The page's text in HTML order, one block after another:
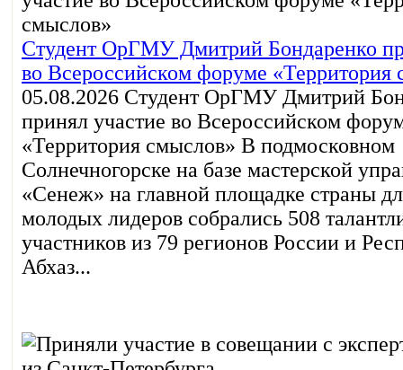
Студент ОрГМУ Дмитрий Бондаренко
во Всероссийском форуме «Территория
05.08.2026 Студент ОрГМУ Дмитрий
принял участие во Всероссийском
«Территория смыслов» В подмосковном
Солнечногорске на базе мастерской
«Сенеж» на главной площадке страны
молодых лидеров собрались 508
участников из 79 регионов России и
Абхаз...